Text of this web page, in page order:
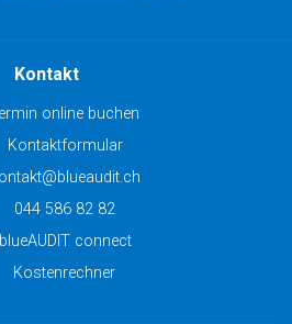
Kontakt
online buchen
Kontaktformular
044 586 82 82
blueAUDIT connect
Kostenrechner